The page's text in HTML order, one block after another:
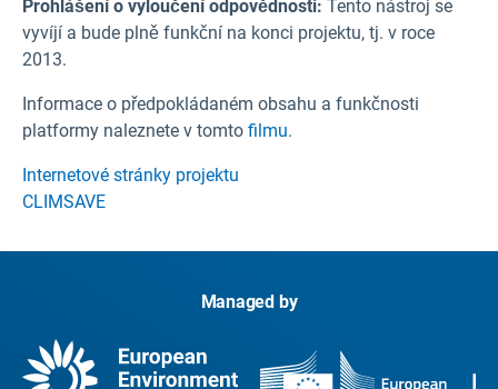
Prohlášení o vyloučení odpovědnosti: Tento nástroj se
vyvíjí a bude plně funkční na konci projektu, tj. v roce
2013.
Informace o předpokládaném obsahu a funkčnosti
platformy naleznete v tomto filmu.
Internetové stránky projektu
CLIMSAVE
Managed by